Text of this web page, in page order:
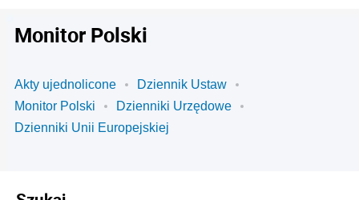
Monitor Polski
Akty ujednolicone
Dziennik Ustaw
Monitor Polski
Dzienniki Urzędowe
Dzienniki Unii Europejskiej